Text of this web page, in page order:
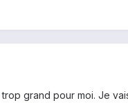
grand pour moi. Je